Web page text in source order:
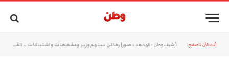
أنت الآن تتصفح: أرشيف وطن »الهدهد » صور| رهائن بينهم وزير ومفخخات واشتباكات .. القاعدة تضرب أحد أكبر فنادق ‘بوركينا فاسو‘